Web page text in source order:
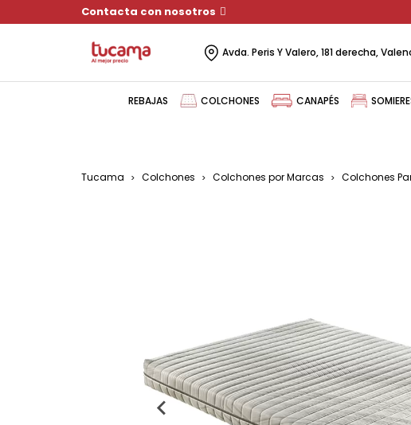
Contacta con nosotros
Avda. Peris Y Valero, 181 derecha,
REBAJAS COLCHONES CANAPÉS
Tucama Colchones Colchones por Marcas Colchones